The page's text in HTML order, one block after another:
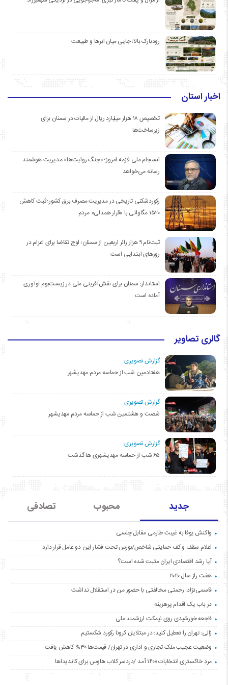
رودبارک بالا؛ جایی میان ابرها و طبیعت
اخبار استان
تخصیص ۱۸ هزار میلیارد ریال از مالیات در سمنان برای
زیرساخت‌ها
انسجام ملی لازمه امروز؛ «جنگ روایت‌ها» مدیریت هوشمند
رسانه می‌خواهد
رکوردشکنی تاریخی در مدیریت مصرف برق کشور؛ ثبت کاهش
۱۵۲۰ مگاواتی با «قرار همدلی» مردم
ثبت‌نام ۹ هزار زائر اربعین از سمنان؛ اوج تقاضا برای اعزام در
روزهای ابتدایی است
استاندار: سمنان برای نقش‌آفرینی ملی در زیست‌بوم نوآوری
آماده است
گالری تصاویر
گزارش تصویری:
هفتادمین شب از حماسه مردم مهدیشهر
گزارش تصویری:
شصت و هشتمین شب از حماسه مردم مهدیشهر
گزارش تصویری:
۶۵ شب از حماسه مهدیشهری ها گذشت
جدید محبوب تصادفی
واکنش یوفا به غیبت طارمی مقابل چلسی
اعلام سقف و کف حمایتی شاخص/بورس تحت فشار این دو عامل قرار دارد
آیا رشد اقتصادی ایران مثبت شده است؟
هفت راز سال ۲۰۲۰
قاسمی‌نژاد: رحمتی مخالفتی با حضور من در استقلال نداشت
در باب یک اقدام پرهزینه
فاجعه خورشیدی روی نیمکت ارزشمند ملی
زالی: تهران را تعطیل کنید؛ در مبتلایان کرونا رکورد شکستیم
وضعیت عجیب ملک تجاری و اداری در تهران/ قیمت‌ها ۳۰% کاهش یافت
مردِ خاکستری انتخابات ۱۴۰۰ آمد /دردسر کلاب هاوس برای کاندیداها